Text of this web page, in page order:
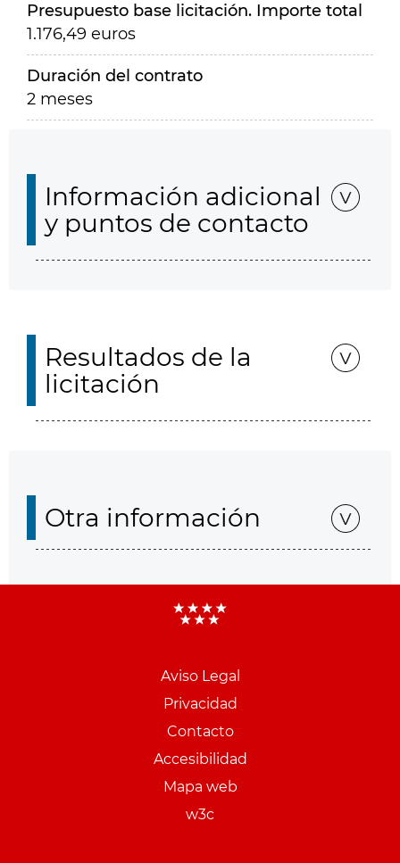
Presupuesto base licitación. Importe total
1.176,49 euros
Duración del contrato
2 meses
Información adicional
y puntos de contacto
Resultados de la
licitación
Otra información
Aviso Legal
Privacidad
Contacto
Accesibilidad
Mapa web
w3c